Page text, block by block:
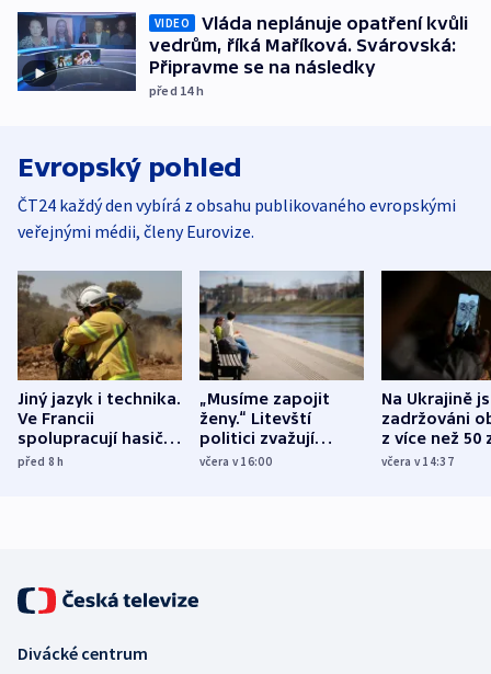
VIDEO
Vláda neplánuje opatření kvůli
vedrům, říká Maříková. Svárovská:
Připravme se na následky
před 14h
Evropský pohled
ČT24 každý den vybírá z obsahu publikovaného evropskými
veřejnými médii, členy Eurovize.
Jiný jazyk i technika.
Ve Francii
spolupracují hasiči z
různých zemí
před 8h
„Musíme zapojit
ženy.“ Litevští
politici zvažují
dohodu o
včera v 16:00
Na Ukrajině
zadržováni
z více než 50
Bojovali na
včera v 14:37
Divácké centrum